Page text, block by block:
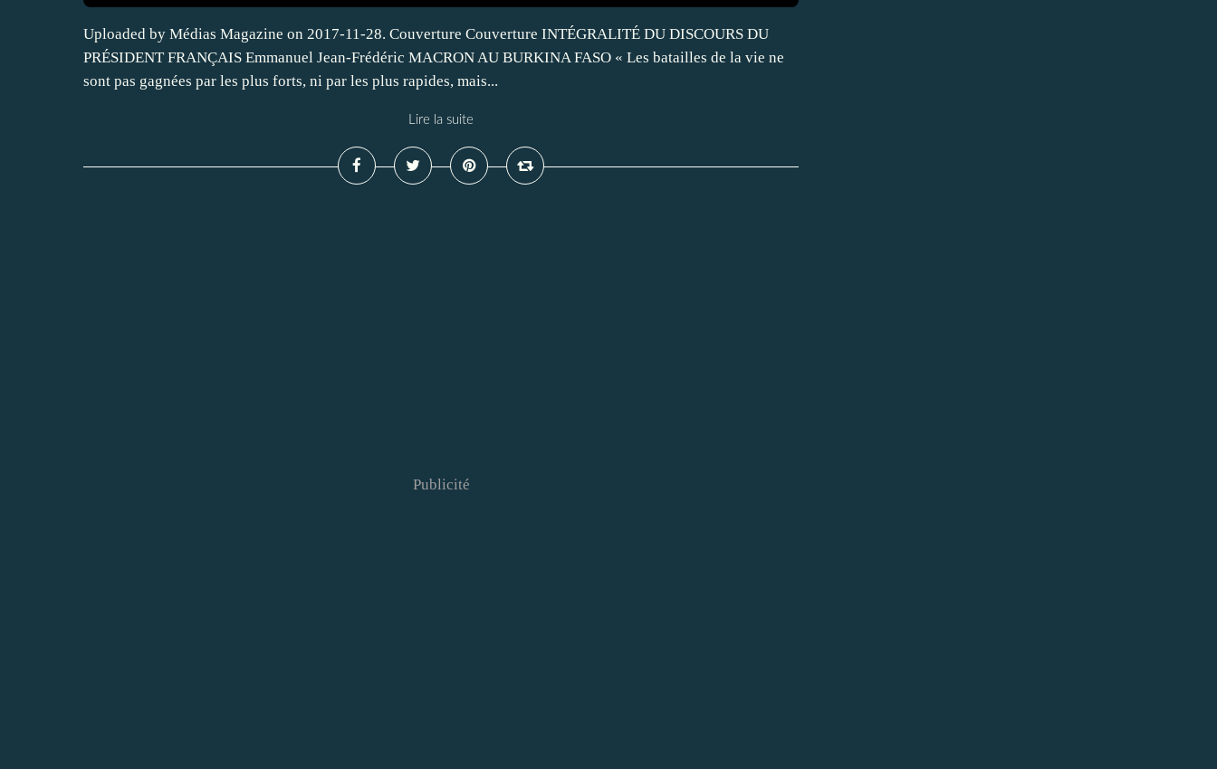
Uploaded by Médias Magazine on 2017-11-28. Couverture Couverture INTÉGRALITÉ DU DISCOURS DU
PRÉSIDENT FRANÇAIS Emmanuel Jean-Frédéric MACRON AU BURKINA FASO « Les batailles de la vie ne
sont pas gagnées par les plus forts, ni par les plus rapides, mais...
Lire la suite
Publicité